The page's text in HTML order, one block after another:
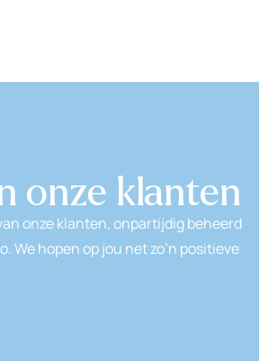
onze klanten
onze klanten, onpartijdig beheerd
We hopen op jou net zo’n positieve